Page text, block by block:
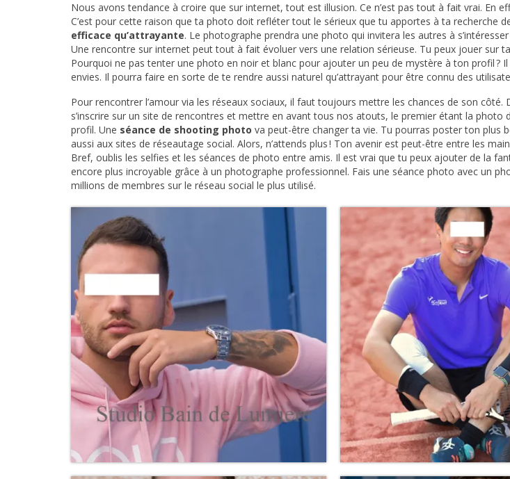
Nous avons tendance à croire que sur internet, tout est illusion. Ce n’est pas tout à fait vrai. En
C’est pour cette raison que ta photo doit refléter tout le sérieux que tu apportes à ta recherche
efficace qu’attrayante. Le photographe prendra une photo qui invitera les autres à
Une rencontre sur internet peut tout à fait évoluer vers une relation sérieuse. Tu peux jouer
Pourquoi ne pas tenter une photo en noir et blanc pour ajouter un peu de mystère à ton profil ?
envies. Il pourra faire en sorte de te rendre aussi naturel qu’attrayant pour être connu des
Pour rencontrer l’amour via les réseaux sociaux, il faut toujours mettre les chances de son
s’inscrire sur un site de rencontres et mettre en avant tous nos atouts, le premier étant la
profil. Une séance de shooting photo va peut-être changer ta vie. Tu pourras poster ton plus
aussi aux sites de réseautage social. Alors, n’attends plus ! Ton avenir est peut-être entre les
Bref, oublis les selfies et les séances de photo entre amis. Il est vrai que tu peux ajouter de la
encore plus incroyable grâce à un photographe professionnel. Fais une séance photo avec un
millions de membres sur le réseau social le plus utilisé.